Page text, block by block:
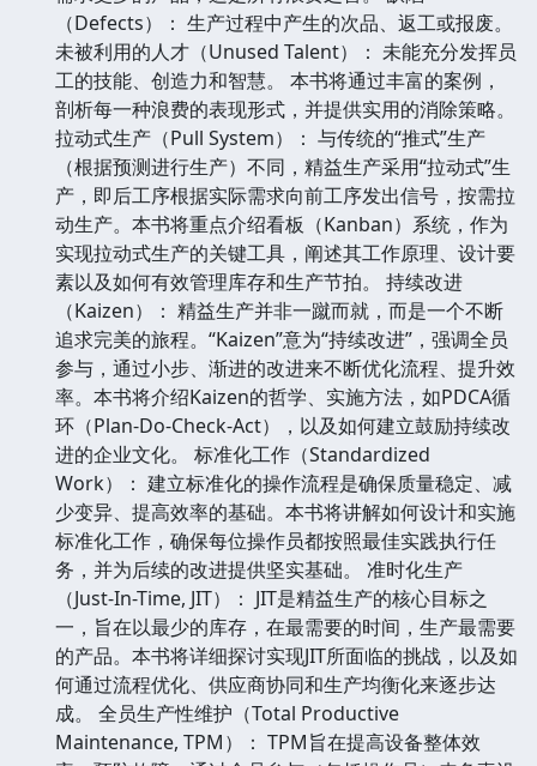
（Defects）： 生产过程中产生的次品、返工或报废。
未被利用的人才（Unused Talent）： 未能充分发挥员
工的技能、创造力和智慧。 本书将通过丰富的案例，
剖析每一种浪费的表现形式，并提供实用的消除策略。
拉动式生产（Pull System）： 与传统的“推式”生产
（根据预测进行生产）不同，精益生产采用“拉动式”生
产，即后工序根据实际需求向前工序发出信号，按需拉
动生产。本书将重点介绍看板（Kanban）系统，作为
实现拉动式生产的关键工具，阐述其工作原理、设计要
素以及如何有效管理库存和生产节拍。 持续改进
（Kaizen）： 精益生产并非一蹴而就，而是一个不断
追求完美的旅程。“Kaizen”意为“持续改进”，强调全员
参与，通过小步、渐进的改进来不断优化流程、提升效
率。本书将介绍Kaizen的哲学、实施方法，如PDCA循
环（Plan-Do-Check-Act），以及如何建立鼓励持续改
进的企业文化。 标准化工作（Standardized
Work）： 建立标准化的操作流程是确保质量稳定、减
少变异、提高效率的基础。本书将讲解如何设计和实施
标准化工作，确保每位操作员都按照最佳实践执行任
务，并为后续的改进提供坚实基础。 准时化生产
（Just-In-Time, JIT）： JIT是精益生产的核心目标之
一，旨在以最少的库存，在最需要的时间，生产最需要
的产品。本书将详细探讨实现JIT所面临的挑战，以及如
何通过流程优化、供应商协同和生产均衡化来逐步达
成。 全员生产性维护（Total Productive
Maintenance, TPM）： TPM旨在提高设备整体效